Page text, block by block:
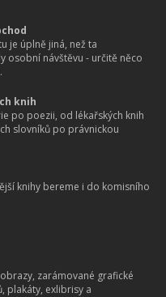
je úplně jiná, než ta
osobní návštěvu - určitě něco
knih
po poezii, od lékařských knih
slovníků po právnickou
knihy bereme i do komisního
zarámované grafické
plakáty, exlibrisy a